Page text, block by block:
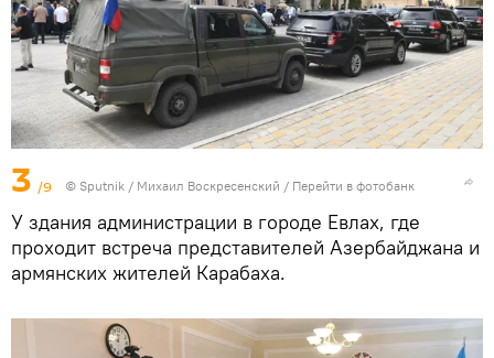
3 /9 © Sputnik / Михаил Воскресенский / Перейти в фотобанк
У здания администрации в городе Евлах, где
проходит встреча представителей Азербайджана и
армянских жителей Карабаха.